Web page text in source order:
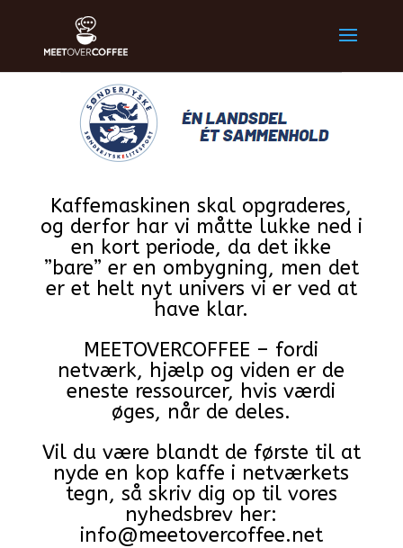
Kaffemaskinen skal opgraderes,
og derfor har vi måtte lukke ned i
en kort periode, da det ikke
”bare” er en ombygning, men det
er et helt nyt univers vi er ved at
have klar.
MEETOVERCOFFEE – fordi
netværk, hjælp og viden er de
eneste ressourcer, hvis værdi
øges, når de deles.
Vil du være blandt de første til at
nyde en kop kaffe i netværkets
tegn, så skriv dig op til vores
nyhedsbrev her:
info@meetovercoffee.net